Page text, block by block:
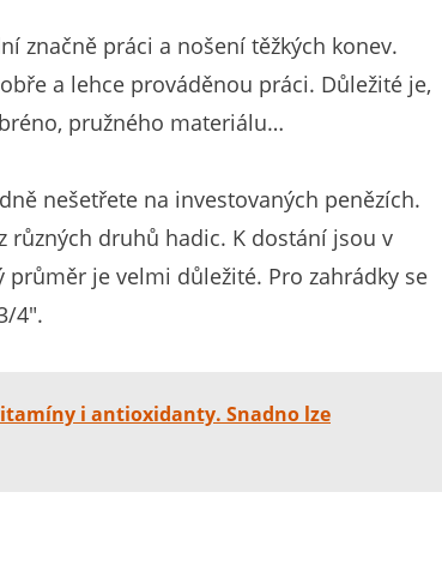
značně práci a nošení těžkých konev.
a lehce prováděnou práci. Důležité je,
pružného materiálu…
nešetřete na investovaných penězích.
různých druhů hadic. K dostání jsou v
je velmi důležité. Pro zahrádky se
4″.
i antioxidanty. Snadno lze